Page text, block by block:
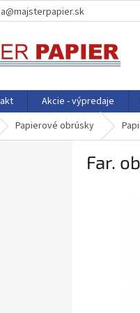
Akcie - výpredaje
Papierové obrúsky
Far.